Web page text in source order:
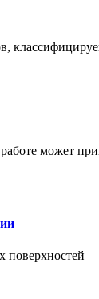
может
поверхностей